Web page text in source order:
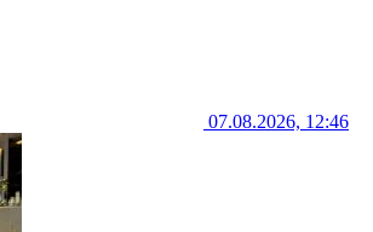
07.08.2026, 12:46